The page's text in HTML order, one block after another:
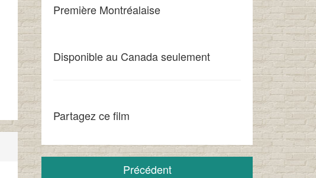
Première Montréalaise
Disponible au Canada seulement
Partagez ce film
Précédent